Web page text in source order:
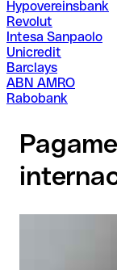
Hypovereinsbank
Revolut
Intesa Sanpaolo
Unicredit
Barclays
ABN AMRO
Rabobank